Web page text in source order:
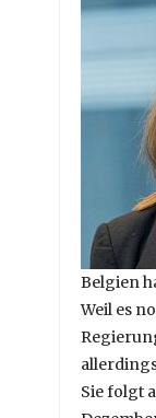
Belgien
Weil es
Sie folgt